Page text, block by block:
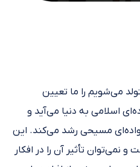
می‌شویم را ما تعیین
اسلامی به دنیا می‌آید و
مسیحی رشد می‌کند. این
و نمی‌توان تأثیر آن را در افکار